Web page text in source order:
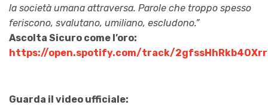
la società umana attraversa. Parole che troppo spesso
feriscono, svalutano, umiliano, escludono.”
Ascolta Sicuro come l’oro:
https://open.spotify.com/track/
Guarda il video ufficiale: